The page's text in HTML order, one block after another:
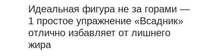
Идеальная фигура не за горами —
1 простое упражнение «Всадник»
отлично избавляет от лишнего
жира